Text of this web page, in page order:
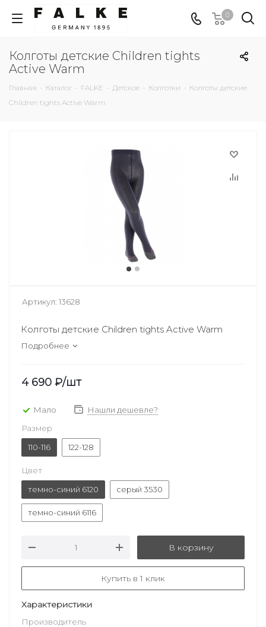
0
Колготы детские Children tights
Active Warm
Главная - Каталог - FALKE - Детское - Колготки - Колготы детские
Children tights Active Warm
Артикул: 13628
Колготы детские Children tights Active Warm
Подробнее
4 690 ₽/шт
Мало
Нашли дешевле?
Размер
110-116
122-128
Цвет
темно-синий 6120
серый 3530
темно-синий 6116
В корзину
Купить в 1 клик
Характеристики
Производитель